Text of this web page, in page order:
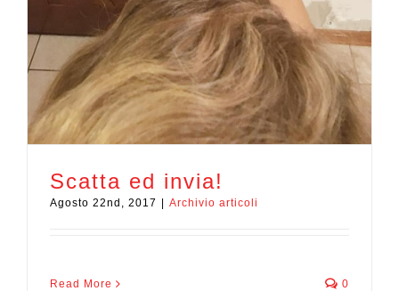
Scatta ed invia!
Agosto 22nd, 2017 | Archivio articoli
Read More 0